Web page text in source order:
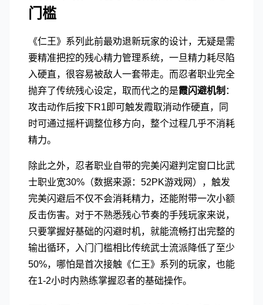
门槛
《仁王》系列此前最劝退新玩家的设计，无疑是需
要精准把控的残心精力管理系统，一旦精力耗尽陷
入硬直，很容易被敌人一套带走。而忍者职业完全
抛弃了传统残心设定，取而代之的是霞闪避机制 ：
攻击动作后按下R1即可触发霞取消动作硬直，同
时可通过摇杆调整位移方向，整个过程几乎不消耗
精力。
除此之外，忍者职业自带的完美闪避判定窗口比武
士职业宽30%（数据来源：52PK游戏网），触发
完美闪避后不仅不会消耗精力，还能附带一次小额
反击伤害。对于不熟悉残心节奏的手残玩家来说，
只要掌握好基础的闪避时机，就能流畅打出完整的
输出循环，入门门槛相比传统武士流派降低了至少
50%，哪怕是首次接触《仁王》系列的玩家，也能
在1-2小时内熟练掌握忍者的基础操作。